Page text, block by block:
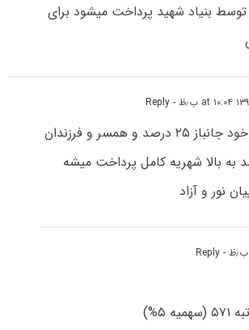
بنیاد شهید پرداخت میشود برای
- Reply
سلام بله برای خود جانباز ۲۵ درصد و همسر و فرزندان
۲۵ درصد به بالا شهریه کامل پرداخت میشه
نور و آزاد
- Reply